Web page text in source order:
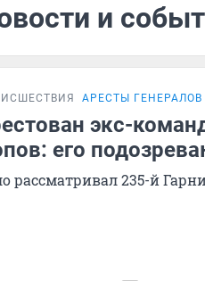
и
АРЕСТЫ ГЕНЕРАЛОВ
экс-
его
рассматривал 235-й